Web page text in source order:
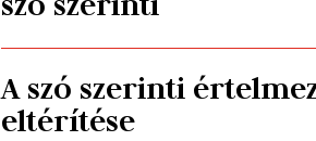
A szó szerinti
eltérítése